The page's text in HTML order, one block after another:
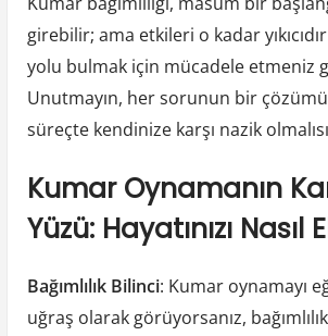
girebilir; ama etkileri o kadar
yolu bulmak için mücadele etmeniz
Unutmayın, her sorunun bir
süreçte kendinize karşı nazik
Kumar Oynamanın
Yüzü: Hayatınızı Nasıl
Bağımlılık Bilinci: Kumar oynamayı
uğraş olarak görüyorsanız,